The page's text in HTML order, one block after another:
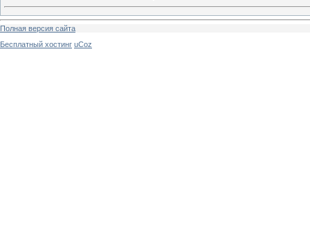
Полная версия сайта
Бесплатный хостинг uCoz